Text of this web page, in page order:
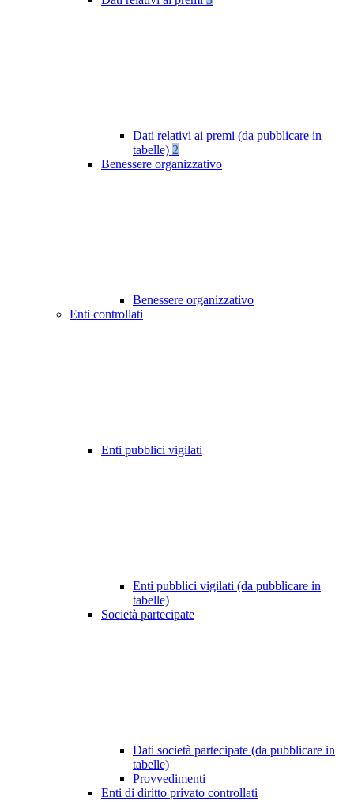
Dati relativi ai premi (da pubblicare in
tabelle) 2
Benessere organizzativo
Benessere organizzativo
Enti controllati
Enti pubblici vigilati
Enti pubblici vigilati (da pubblicare in
tabelle)
Società partecipate
Dati società partecipate (da pubblicare in
tabelle)
Provvedimenti
Enti di diritto privato controllati